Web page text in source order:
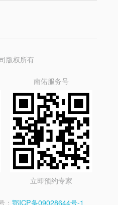
版权所有
南偌服务号
立即预约专家
： 鄂ICP备09028644号-1